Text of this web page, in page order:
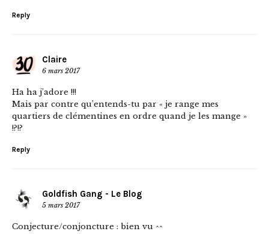
Reply
Claire
6 mars 2017
Ha ha j’adore !!!
Mais par contre qu’entends-tu par « je range mes
quartiers de clémentines en ordre quand je les mange »
!?!?
Reply
Goldfish Gang - Le Blog
5 mars 2017
Conjecture/conjoncture : bien vu ^^